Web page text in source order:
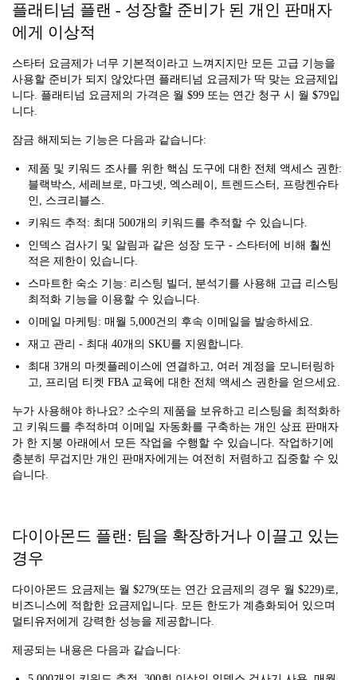
플래티넘 플랜 - 성장할 준비가 된 개인 판매자
에게 이상적
스타터 요금제가 너무 기본적이라고 느껴지지만 모든 고급 기능을
사용할 준비가 되지 않았다면 플래티넘 요금제가 딱 맞는 요금제입
니다. 플래티넘 요금제의 가격은 월 $99 또는 연간 청구 시 월 $79입
니다.
잠금 해제되는 기능은 다음과 같습니다:
제품 및 키워드 조사를 위한 핵심 도구에 대한 전체 액세스 권한:
블랙박스, 세레브로, 마그넷, 엑스레이, 트렌드스터, 프랑켄슈타
인, 스크리블스.
키워드 추적: 최대 500개의 키워드를 추적할 수 있습니다.
인덱스 검사기 및 알림과 같은 성장 도구 - 스타터에 비해 훨씬
적은 제한이 있습니다.
스마트한 숙소 기능: 리스팅 빌더, 분석기를 사용해 고급 리스팅
최적화 기능을 이용할 수 있습니다.
이메일 마케팅: 매월 5,000건의 후속 이메일을 발송하세요.
재고 관리 - 최대 40개의 SKU를 지원합니다.
최대 3개의 마켓플레이스에 연결하고, 여러 계정을 모니터링하
고, 프리덤 티켓 FBA 교육에 대한 전체 액세스 권한을 얻으세요.
누가 사용해야 하나요? 소수의 제품을 보유하고 리스팅을 최적화하
고 키워드를 추적하며 이메일 자동화를 구축하는 개인 상표 판매자
가 한 지붕 아래에서 모든 작업을 수행할 수 있습니다. 작업하기에
충분히 무겁지만 개인 판매자에게는 여전히 저렴하고 집중할 수 있
습니다.
다이아몬드 플랜: 팀을 확장하거나 이끌고 있는
경우
다이아몬드 요금제는 월 $279(또는 연간 요금제의 경우 월 $229)로,
비즈니스에 적합한 요금제입니다. 모든 한도가 계층화되어 있으며
멀티유저에게 강력한 성능을 제공합니다.
제공되는 내용은 다음과 같습니다: